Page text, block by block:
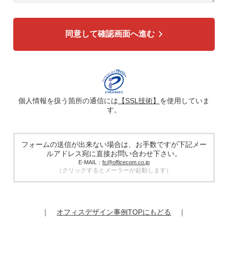
広告配信の効率化、マーケティング活動などのために、氏
を、ハッシュ化などの適切なセキュリティ対策を施した上
で、広告配信サービス提供事業者に提供する場合がありま
す。提供した個人情報は、広告配信サービス提供事業者のプ
ライバシーポリシーに基づき取り扱われます。
5. 個人情報の取り扱い業務の委託
場合があります。その際、弊社は、個人情報を適切に保護で
きる管理体制を敷き実行していることを条件として委託先を
厳選したうえで、機密保持契約を委託先と締結し、お客様の
個人情報を厳密に管理させます。
提供記録の開示を請求することができます。
同意して確認画面へ進む
個人情報を扱う箇所の通信には 【SSL技術】 を使用していま
す。
フォームの送信が出来ない場合は、お手数ですが下記メー
ルアドレス宛に直接お問い合わせ下さい。
E-MAIL： fc@officecom.co.jp
（クリックするとメーラーが起動します）
｜ オフィスデザイン事例TOPにもどる ｜